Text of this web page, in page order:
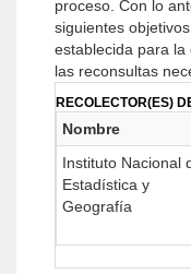
proceso. Con lo
siguientes
establecida para
las reconsultas
RECOLECTOR(ES)
Nombre
Instituto Nacional
Estadística y
Geografía